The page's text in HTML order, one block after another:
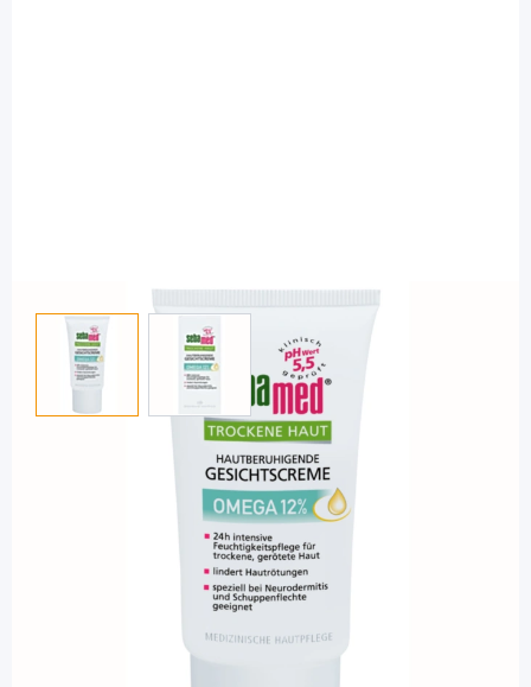
View larger imageView larger image
sebamed Trockene Haut Omega 12 %
Gesichtscreme - Creme / 50 ml
PZN: 07629451 / Diashop.de Kat.-Nr.112175